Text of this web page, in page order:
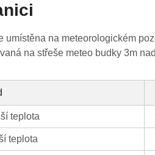
umístěna na meteorologickém
na střeše meteo budky 3m
teplota
teplota